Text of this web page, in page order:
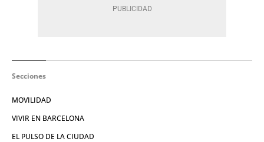
Secciones
MOVILIDAD
VIVIR EN BARCELONA
EL PULSO DE LA CIUDAD